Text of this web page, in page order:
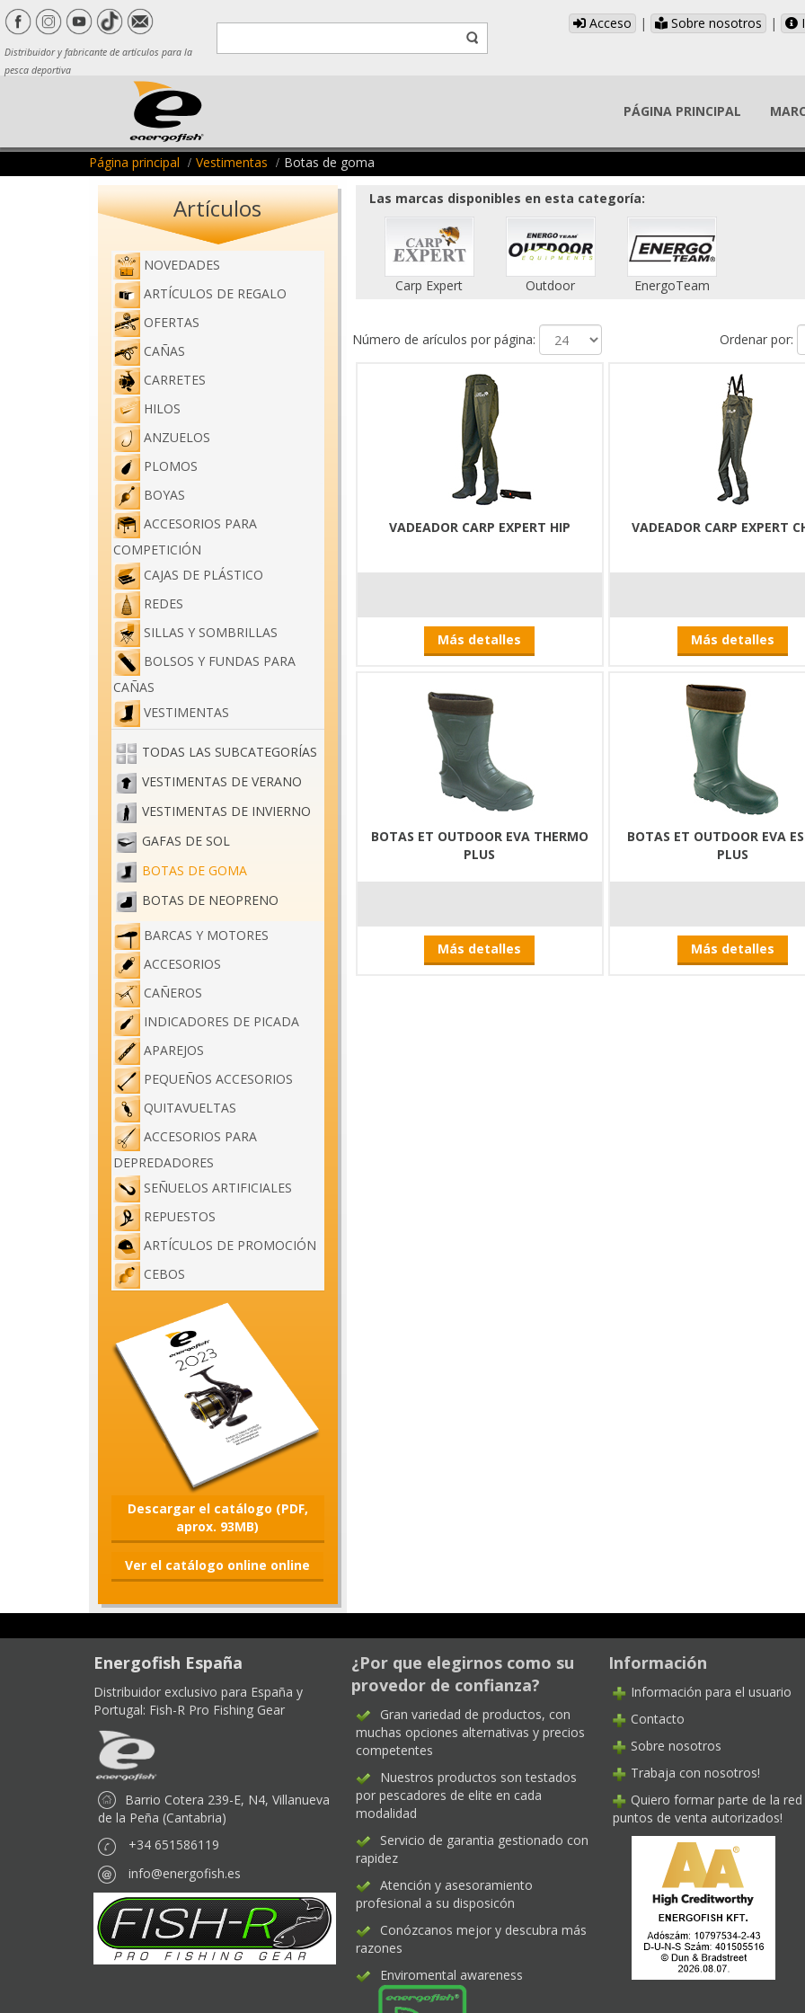
Distribuidor y fabricante de artículos para la
pesca deportiva
Acceso | Sobre nosotros |
PÁGINA PRINCIPAL
Página principal Vestimentas Botas de goma
Artículos
NOVEDADES
ARTÍCULOS DE REGALO
OFERTAS
CAÑAS
CARRETES
HILOS
ANZUELOS
PLOMOS
BOYAS
ACCESORIOS PARA
COMPETICIÓN
CAJAS DE PLÁSTICO
REDES
SILLAS Y SOMBRILLAS
BOLSOS Y FUNDAS PARA
CAÑAS
VESTIMENTAS
TODAS LAS SUBCATEGORÍAS
VESTIMENTAS DE VERANO
VESTIMENTAS DE INVIERNO
GAFAS DE SOL
BOTAS DE GOMA
BOTAS DE NEOPRENO
BARCAS Y MOTORES
ACCESORIOS
CAÑEROS
INDICADORES DE PICADA
APAREJOS
PEQUEÑOS ACCESORIOS
QUITAVUELTAS
ACCESORIOS PARA
DEPREDADORES
SEÑUELOS ARTIFICIALES
REPUESTOS
ARTÍCULOS DE PROMOCIÓN
CEBOS
Descargar el catálogo (PDF,
aprox. 93MB)
Ver el catálogo online online
Las marcas disponibles en esta categoría:
Carp Expert Outdoor EnergoTeam
Número de arículos por página: Ordenar por:
VADEADOR CARP EXPERT HIP
Más detalles
VADEADOR CARP EXPERT
Más detalles
BOTAS ET OUTDOOR EVA THERMO
PLUS
Más detalles
BOTAS ET OUTDOOR EVA
PLUS
Más detalles
Energofish España
Distribuidor exclusivo para España y
Portugal: Fish-R Pro Fishing Gear
Barrio Cotera 239-E, N4, Villanueva
de la Peña (Cantabria)
+34 651586119
info@energofish.es
¿Por que elegirnos como su
provedor de confianza?
Gran variedad de productos, con
muchas opciones alternativas y precios
competentes
Nuestros productos son testados
por pescadores de elite en cada
modalidad
Servicio de garantia gestionado con
rapidez
Atención y asesoramiento
profesional a su disposicón
Conózcanos mejor y descubra más
razones
Enviromental awareness
Información
Información para el usuario
Contacto
Sobre nosotros
Trabaja con nosotros!
Quiero formar parte de la red
puntos de venta autorizados!